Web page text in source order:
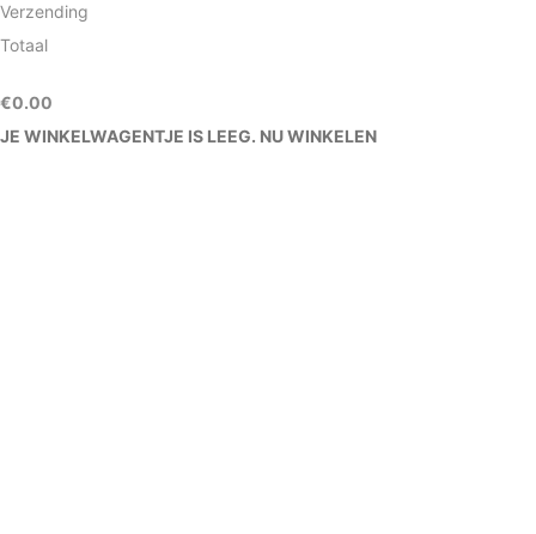
Verzending
Totaal
€0.00
JE WINKELWAGENTJE IS LEEG. NU WINKELEN